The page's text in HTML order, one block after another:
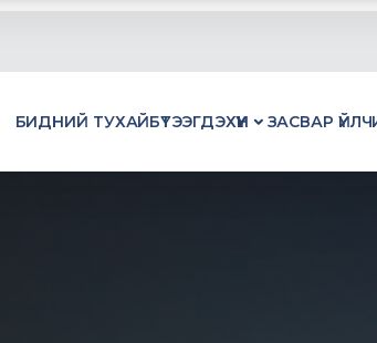
БИДНИЙ ТУХАЙБҮТЭЭГДЭХҮҮН ЗАСВАР